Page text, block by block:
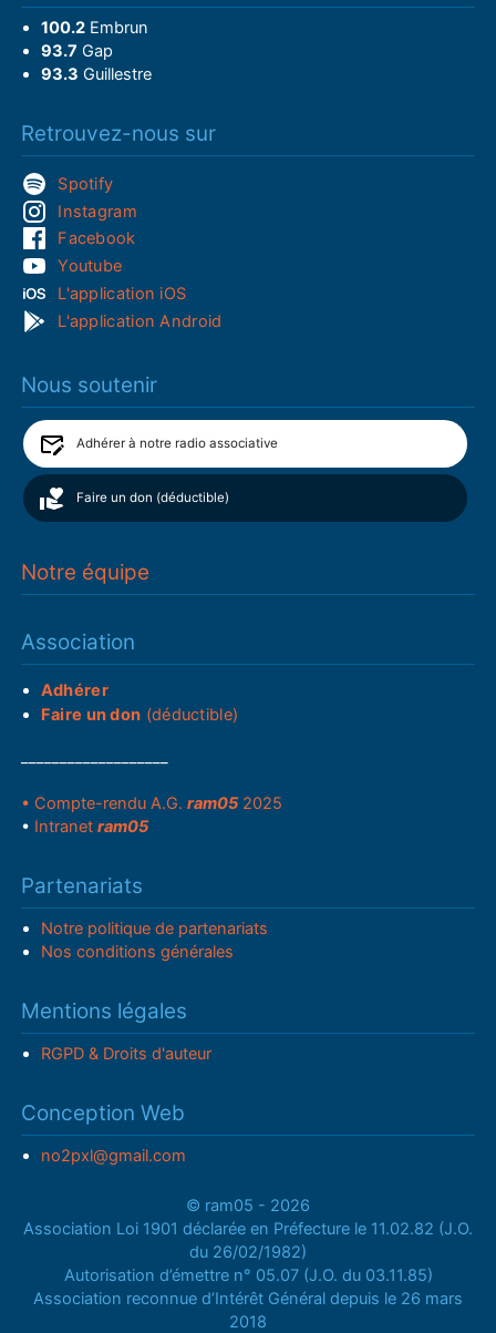
100.2Embrun
93.7 Gap
93.3 Guillestre
Retrouvez-nous sur
Spotify
Instagram
Facebook
Youtube
L'application iOS
L'application Android
Nous soutenir
Adhérer à notre radio associative
Faire un don (déductible)
Notre équipe
Association
Adhérer
Faire un don (déductible)
• Compte-rendu A.G.ram05 2025
• Intranetram05
Partenariats
Notre politique de partenariats
Nos conditions générales
Mentions légales
RGPD & Droits d'auteur
Conception Web
no2pxl@gmail.com
© ram05 - 2026
Association Loi 1901 déclarée en Préfecture le 11.02.82 (J.O.
du 26/02/1982)
Autorisation d’émettre n° 05.07 (J.O. du 03.11.85)
Association reconnue d’Intérêt Général depuis le 26 mars
2018